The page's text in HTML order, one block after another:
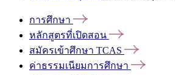
การศึกษา
หลักสูตรที่เปิดสอน
สมัครเข้าศึกษา TCAS
ค่าธรรมเนียมการศึกษา